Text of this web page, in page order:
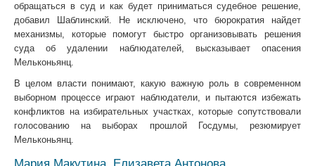
обращаться в суд и как будет приниматься судебное решение,
добавил Шаблинский. Не исключено, что бюрократия найдет
механизмы, которые помогут быстро организовывать решения
суда об удалении наблюдателей, высказывает опасения
Мельконьянц.
В целом власти понимают, какую важную роль в современном
выборном процессе играют наблюдатели, и пытаются избежать
конфликтов на избирательных участках, которые сопутствовали
голосованию на выборах прошлой Госдумы, резюмирует
Мельконьянц.